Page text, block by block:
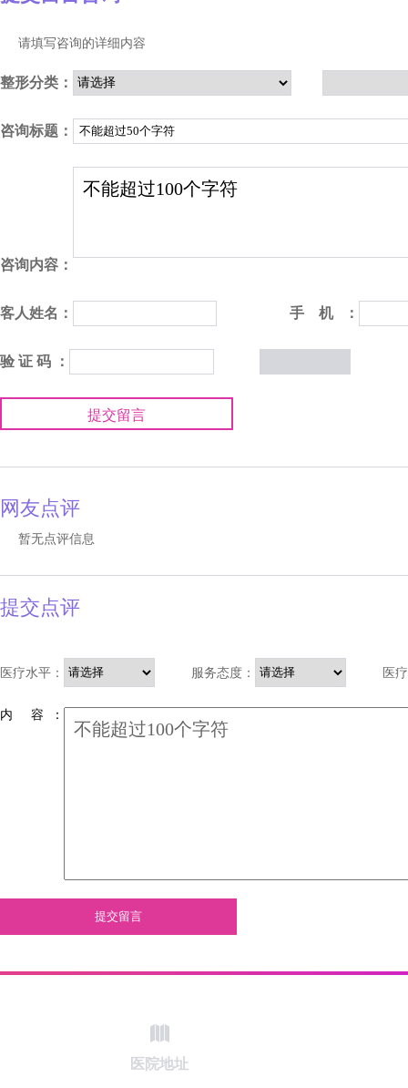
请填写咨询的详细内容
整形分类：
咨询标题：
咨询内容：
客人姓名： 手 机 ：
验 证 码 ：
提交留言
网友点评
暂无点评信息
提交点评
医疗水平： 服务态度： 医
内 容 ：
提交留言
医院地址